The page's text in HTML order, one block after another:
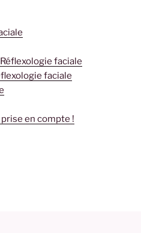
faciale
faciale
en compte !